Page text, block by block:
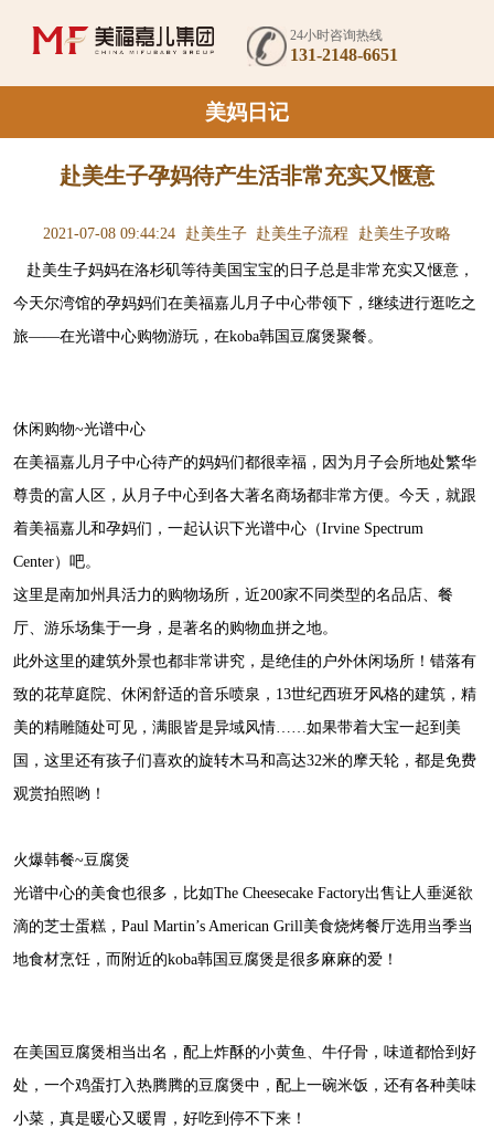
24小时咨询热线
131-2148-6651
美妈日记
赴美生子孕妈待产生活非常充实又惬意
2021-07-08 09:44:24 赴美生子 赴美生子流程 赴美生子攻略
赴美生子妈妈在洛杉矶等待美国宝宝的日子总是非常充实又惬意，
今天尔湾馆的孕妈妈们在美福嘉儿月子中心带领下，继续进行逛吃之
旅——在光谱中心购物游玩，在koba韩国豆腐煲聚餐。
休闲购物~光谱中心
在美福嘉儿月子中心待产的妈妈们都很幸福，因为月子会所地处繁华
尊贵的富人区，从月子中心到各大著名商场都非常方便。今天，就跟
着美福嘉儿和孕妈们，一起认识下光谱中心（Irvine Spectrum
Center）吧。
这里是南加州具活力的购物场所，近200家不同类型的名品店、餐
厅、游乐场集于一身，是著名的购物血拼之地。
此外这里的建筑外景也都非常讲究，是绝佳的户外休闲场所！错落有
致的花草庭院、休闲舒适的音乐喷泉，13世纪西班牙风格的建筑，精
美的精雕随处可见，满眼皆是异域风情……如果带着大宝一起到美
国，这里还有孩子们喜欢的旋转木马和高达32米的摩天轮，都是免费
观赏拍照哟！
火爆韩餐~豆腐煲
光谱中心的美食也很多，比如The Cheesecake Factory出售让人垂涎欲
滴的芝士蛋糕，Paul Martin’s American Grill美食烧烤餐厅选用当季当
地食材烹饪，而附近的koba韩国豆腐煲是很多麻麻的爱！
在美国豆腐煲相当出名，配上炸酥的小黄鱼、牛仔骨，味道都恰到好
处，一个鸡蛋打入热腾腾的豆腐煲中，配上一碗米饭，还有各种美味
小菜，真是暖心又暖胃，好吃到停不下来！